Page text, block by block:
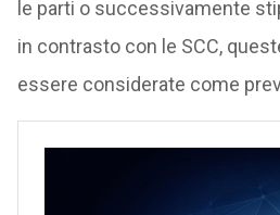
le parti o successivamente
in contrasto con le SCC,
essere considerate come